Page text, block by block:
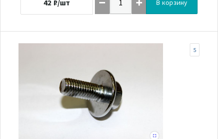
42 ₽/шт В корзину
5